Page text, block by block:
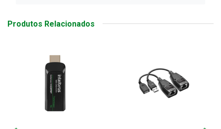
Produtos Relacionados